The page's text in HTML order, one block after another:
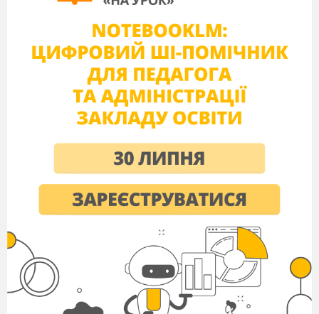
Франція США
Британія
Японія.
Пам’ятки яких країн на них зображені?
(Франція,США, Японія та Велика
Що їх об’єднує?(Брали участь у
мирній конференції 12 листопада 1921
р. – 6 лютого 1922 р. у Вашингтоні;
Договір чотирьох держав)
Які ще країни приймали участь у цій
конференції?
Назвіть інші договори, що були
укладені на конференції.
З якою метою проводилася дана